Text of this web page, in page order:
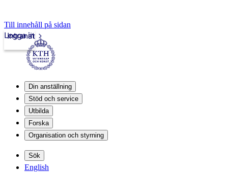
Till innehåll på sidan
Intranät
Logga in
Din anställning
Stöd och service
Utbilda
Forska
Organisation och styrning
Sök
English